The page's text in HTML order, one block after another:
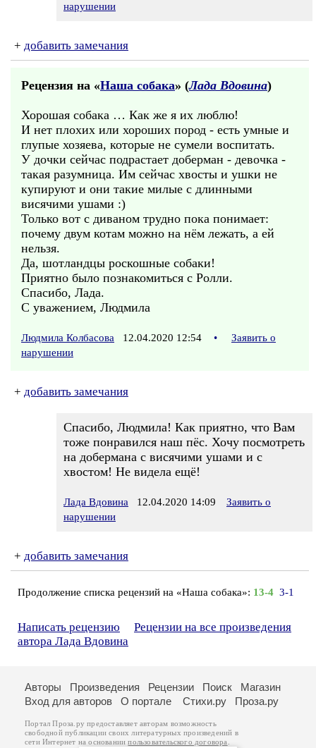
нарушении
+ добавить замечания
Рецензия на «Наша собака» (Лада Вдовина)
Хорошая собака … Как же я их люблю!
И нет плохих или хороших пород - есть умные и
глупые хозяева, которые не сумели воспитать.
У дочки сейчас подрастает доберман - девочка -
такая разумница. Им сейчас хвосты и ушки не
купируют и они такие милые с длинными
висячими ушами :)
Только вот с диваном трудно пока понимает:
почему двум котам можно на нём лежать, а ей
нельзя.
Да, шотландцы роскошные собаки!
Приятно было познакомиться с Ролли.
Спасибо, Лада.
С уважением, Людмила
Людмила Колбасова 12.04.2020 12:54 •
Заявить о
нарушении
+ добавить замечания
Спасибо, Людмила! Как приятно, что Вам
тоже понравился наш пёс. Хочу посмотреть
на добермана с висячими ушами и с
хвостом! Не видела ещё!
Лада Вдовина 12.04.2020 14:09
Заявить о
нарушении
+ добавить замечания
Продолжение списка рецензий на «Наша собака»: 13-4 3-1
Написать рецензию
Рецензии на все произведения
автора Лада Вдовина
Авторы Произведения Рецензии Поиск
Магазин
Вход для авторов
О портале Стихи.ру Проза.ру
Портал Проза.ру предоставляет авторам возможность
свободной публикации своих литературных произведений в
сети Интернет на основаниипользовательского договора